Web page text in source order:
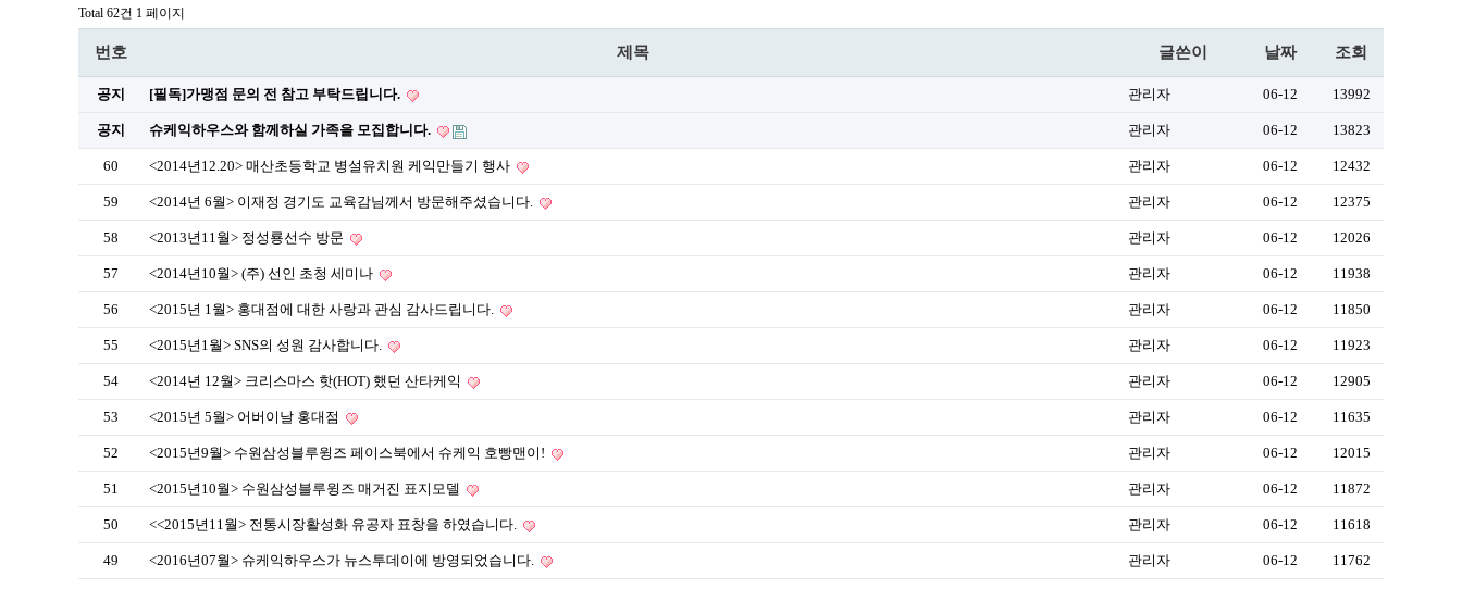
Total 62건 1 페이지
번호 제목 글쓴이 날짜 조회
공지 [필독]가맹점 문의 전 참고 부탁드립니다. 관리자 06-12 13992
공지 슈케익하우스와 함께하실 가족을 모집합니다. 관리자 06-12 13823
60 <2014년12.20> 매산초등학교 병설유치원 케익만들기 행사 관리자 06-12 12432
59 <2014년 6월> 이재정 경기도 교육감님께서 방문해주셨습니다. 관리자 06-12 12375
58 <2013년11월> 정성룡선수 방문 관리자 06-12 12026
57 <2014년10월> (주) 선인 초청 세미나 관리자 06-12 11938
56 <2015년 1월> 홍대점에 대한 사랑과 관심 감사드립니다. 관리자 06-12 11850
55 <2015년1월> SNS의 성원 감사합니다. 관리자 06-12 11923
54 <2014년 12월> 크리스마스 핫(HOT) 했던 산타케익 관리자 06-12 12905
53 <2015년 5월> 어버이날 홍대점 관리자 06-12 11635
52 <2015년9월> 수원삼성블루윙즈 페이스북에서 슈케익 호빵맨이! 관리자 06-12 12015
51 <2015년10월> 수원삼성블루윙즈 매거진 표지모델 관리자 06-12 11872
50 <<2015년11월> 전통시장활성화 유공자 표창을 하였습니다. 관리자 06-12 11618
49 <2016년07월> 슈케익하우스가 뉴스투데이에 방영되었습니다. 관리자 06-12 11762